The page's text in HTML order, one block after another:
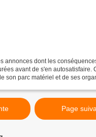
annonces dont les
avant de s'en autosatisfaire.
son parc matériel et de ses
Page